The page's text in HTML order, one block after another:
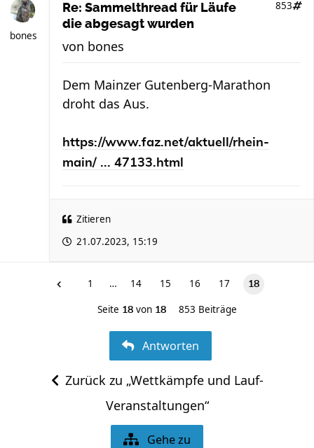
bones
Re: Sammelthread für Läufe
die abgesagt wurden
853
von bones
Dem Mainzer Gutenberg-Marathon
droht das Aus.
https://www.faz.net/aktuell/rhein-
main/ ... 47133.html
Zitieren
21.07.2023, 15:19
1 … 14 15 16 17 18
Seite 18von 18 853 Beiträge
Antworten
Zurück zu „Wettkämpfe und Lauf-
Veranstaltungen“
Gehe zu